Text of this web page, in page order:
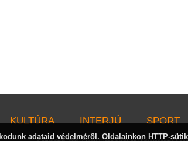
KULTÚRA INTERJÚ SPORT
adataid védelméről. Oldalainkon HTTP-